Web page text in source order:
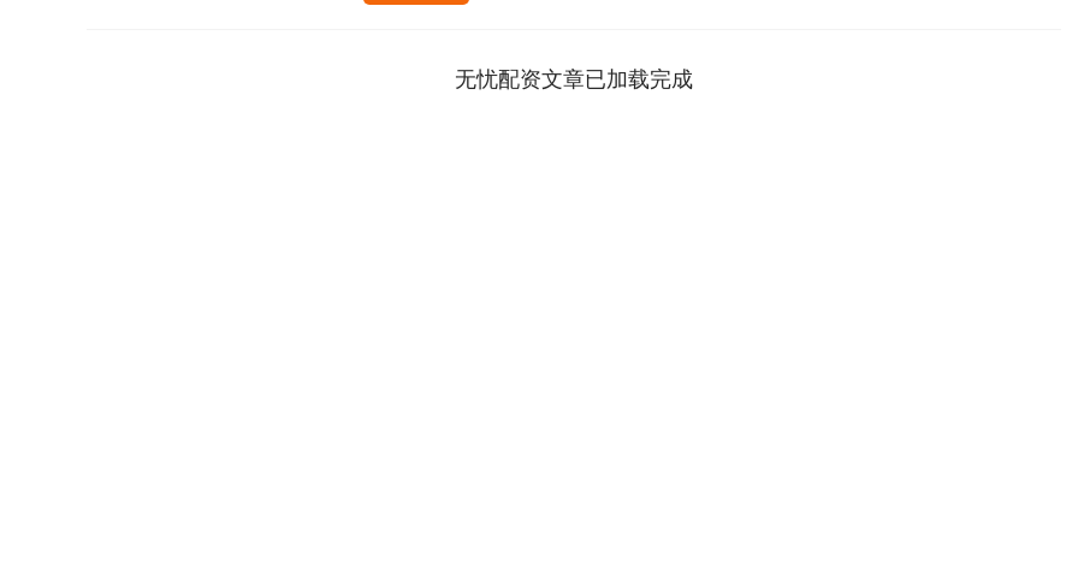
无忧配资文章已加载完成